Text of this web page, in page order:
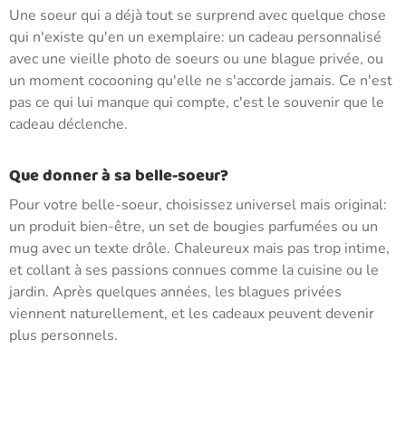
Une soeur qui a déjà tout se surprend avec quelque chose
qui n'existe qu'en un exemplaire: un cadeau personnalisé
avec une vieille photo de soeurs ou une blague privée, ou
un moment cocooning qu'elle ne s'accorde jamais. Ce n'est
pas ce qui lui manque qui compte, c'est le souvenir que le
cadeau déclenche.
Que donner à sa belle-soeur?
Pour votre belle-soeur, choisissez universel mais original:
un produit bien-être, un set de bougies parfumées ou un
mug avec un texte drôle. Chaleureux mais pas trop intime,
et collant à ses passions connues comme la cuisine ou le
jardin. Après quelques années, les blagues privées
viennent naturellement, et les cadeaux peuvent devenir
plus personnels.